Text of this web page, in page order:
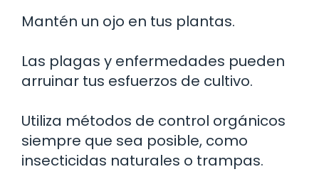
Mantén un ojo en tus plantas.
Las plagas y enfermedades pueden
arruinar tus esfuerzos de cultivo.
Utiliza métodos de control orgánicos
siempre que sea posible, como
insecticidas naturales o trampas.